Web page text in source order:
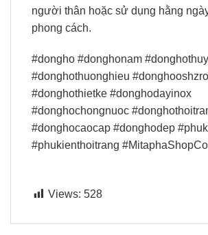
người thân hoặc sử dụng hằng
phong cách.
#dongho #donghonam
#donghothuonghieu #donghooshzro
#donghothietke #donghodayinox
#donghochongnuoc
#donghocaocap #donghodep
#phukienthoitrang
Views: 528